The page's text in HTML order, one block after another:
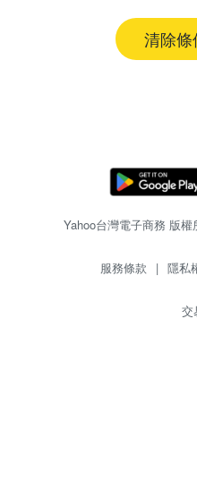
清除
Yahoo台灣電子商務 版
服務條款 | 隱私
交